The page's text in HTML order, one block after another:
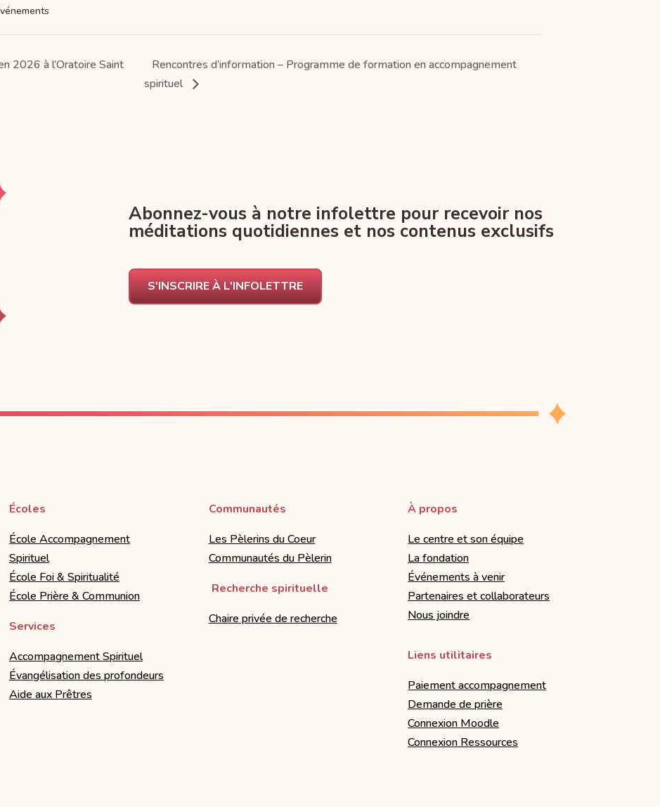
2026 à l’Oratoire Saint
Rencontres d’information – Programme de formation en accompagnement
spirituel
Abonnez-vous à notre infolettre pour recevoir nos
méditations quotidiennes et nos contenus exclusifs
S'INSCRIRE À L'INFOLETTRE
Écoles
École Accompagnement
Spirituel
École Foi & Spiritualité
École Prière & Communion
Services
Accompagnement Spirituel
Évangélisation des profondeurs
Aide aux Prêtres
Communautés
Les Pèlerins du Coeur
Communautés du Pèlerin
Recherche spirituelle
Chaire privée de recherche
À propos
Le centre et son équipe
La fondation
Événements à venir
Partenaires et collaborateurs
Nous joindre
Liens utilitaires
Paiement accompagnement
Demande de prière
Connexion Moodle
Connexion Ressources